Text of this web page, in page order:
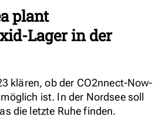
plant
Lager in der
klären, ob der CO2nnect-Now-
ist. In der Nordsee soll
die letzte Ruhe finden.